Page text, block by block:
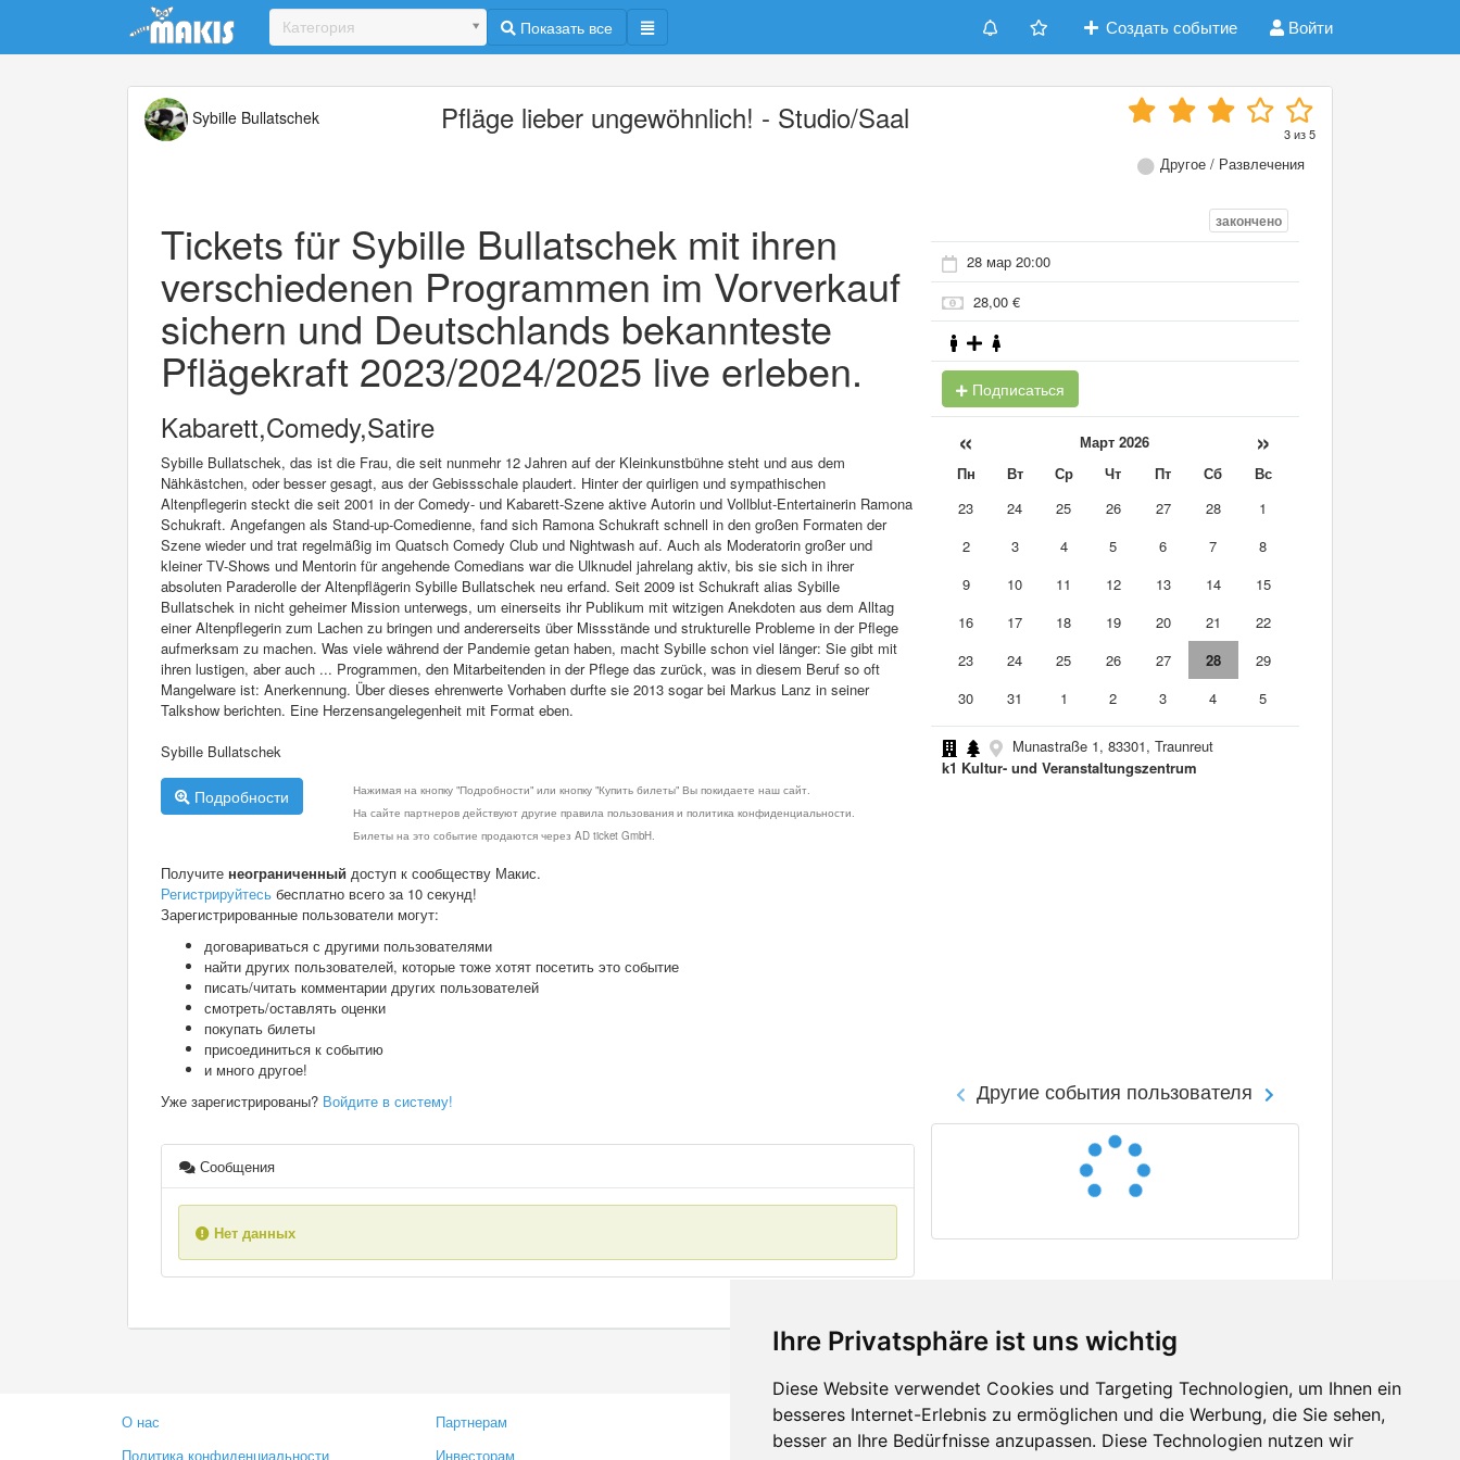
Ihre Privatsphäre ist uns wichtig
Diese Website verwendet Cookies und Targeting Technologien, um Ihnen ein
besseres Internet-Erlebnis zu ermöglichen und die Werbung, die Sie sehen,
besser an Ihre Bedürfnisse anzupassen. Diese Technologien nutzen wir
Update cookies preferences
Категория Показать все Создать событие Войти
Sybille Bullatschek Pfläge lieber ungewöhnlich! - Studio/Saal 3из5
Другое / Развлечения
Tickets für Sybille Bullatschek mit ihren
verschiedenen Programmen im Vorverkauf
sichern und Deutschlands bekannteste
Pflägekraft 2023/2024/2025 live erleben.
Kabarett,Comedy,Satire
Sybille Bullatschek, das ist die Frau, die seit nunmehr 12 Jahren auf der Kleinkunstbühne steht und aus dem
Nähkästchen, oder besser gesagt, aus der Gebissschale plaudert. Hinter der quirligen und sympathischen
Altenpflegerin steckt die seit 2001 in der Comedy- und Kabarett-Szene aktive Autorin und Vollblut-Entertainerin Ramona
Schukraft. Angefangen als Stand-up-Comedienne, fand sich Ramona Schukraft schnell in den großen Formaten der
Szene wieder und trat regelmäßig im Quatsch Comedy Club und Nightwash auf. Auch als Moderatorin großer und
kleiner TV-Shows und Mentorin für angehende Comedians war die Ulknudel jahrelang aktiv, bis sie sich in ihrer
absoluten Paraderolle der Altenpflägerin Sybille Bullatschek neu erfand. Seit 2009 ist Schukraft alias Sybille
Bullatschek in nicht geheimer Mission unterwegs, um einerseits ihr Publikum mit witzigen Anekdoten aus dem Alltag
einer Altenpflegerin zum Lachen zu bringen und andererseits über Missstände und strukturelle Probleme in der Pflege
aufmerksam zu machen. Was viele während der Pandemie getan haben, macht Sybille schon viel länger: Sie gibt mit
ihren lustigen, aber auch ... Programmen, den Mitarbeitenden in der Pflege das zurück, was in diesem Beruf so oft
Mangelware ist: Anerkennung. Über dieses ehrenwerte Vorhaben durfte sie 2013 sogar bei Markus Lanz in seiner
Talkshow berichten. Eine Herzensangelegenheit mit Format eben.
Sybille Bullatschek
Подробности
Нажимая на кнопку "Подробности" или кнопку "Купить билеты" Вы покидаете наш сайт.
На сайте партнеров действуют другие правила пользования и политика конфиденциальности.
Билеты на это событие продаются через AD ticket GmbH.
Получите неограниченный доступ к сообществу Макис.
Регистрируйтесь бесплатно всего за 10 секунд!
Зарегистрированные пользователи могут:
договариваться с другими пользователями
найти других пользователей, которые тоже хотят посетить это событие
писать/читать комментарии других пользователей
смотреть/оставлять оценки
покупать билеты
присоединиться к событию
и много другое!
Уже зарегистрированы? Войдите в систему!
Сообщения
Нет данных
закончено
28 мар 20:00
28,00 €
Подписаться
« Март 2026 »
Пн Вт Ср Чт Пт Сб
Вс
23
24 25 26 27 28
1
2
3 4 5 6 7
8
9
10 11 12 13 14
15
16
17 18 19 20 21
22
23
24 25 26 27 28
29
30
31 1 2 3 4 5
Munastraße 1, 83301, Traunreut
k1 Kultur- und Veranstaltungszentrum
Другие события пользователя
О нас
Политика конфиденциальности
Партнерам
Инвесторам
Контакты
Оставить отзыв
Facebook
Twitter